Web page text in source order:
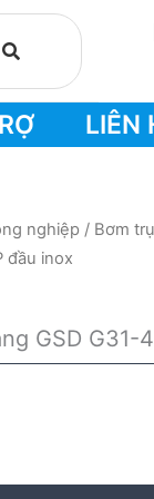
LIÊN
nghiệp / Bơm
đầu inox
GSD G31-